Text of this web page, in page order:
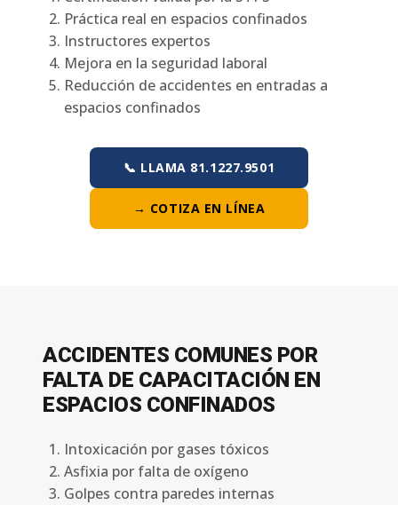
Práctica real en espacios confinados
Instructores expertos
Mejora en la seguridad laboral
Reducción de accidentes en entradas a
espacios confinados
📞 LLAMA 81.1227.9501
→ COTIZA EN LÍNEA
ACCIDENTES COMUNES POR
FALTA DE CAPACITACIÓN EN
ESPACIOS CONFINADOS
Intoxicación por gases tóxicos
Asfixia por falta de oxígeno
Golpes contra paredes internas